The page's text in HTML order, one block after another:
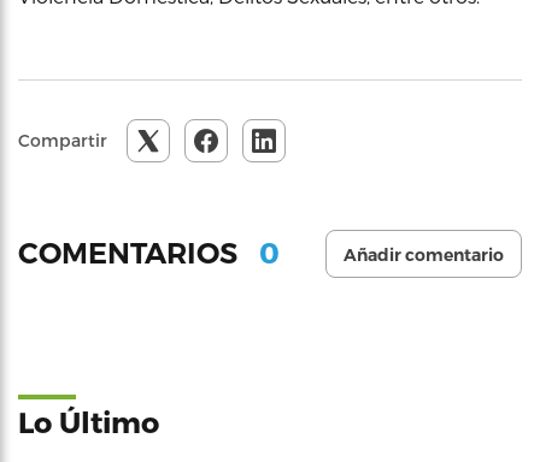
Compartir
COMENTARIOS 0 Añadir comentario
Lo Último